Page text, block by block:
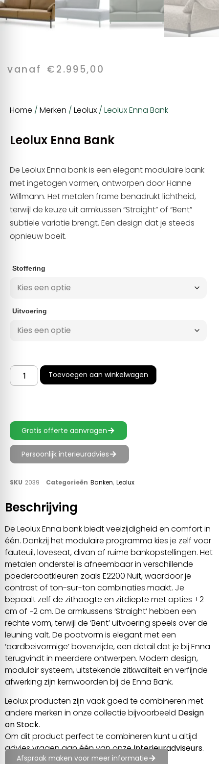
vanaf €2.995,00
Home / Merken / Leolux / Leolux Enna Bank
Leolux Enna Bank
De Leolux Enna bank is een elegant modulaire bank
met ingetogen vormen, ontworpen door Hanne
Willmann. Het metalen frame benadrukt lichtheid,
terwijl de keuze uit armkussen “Straight” of “Bent”
subtiele variatie brengt. Een design dat je steeds
opnieuw boeit.
Stoffering
Uitvoering
Toevoegen aan winkelwagen
Gratis offerte aanvragen
Persoonlijk interieuradvies
SKU 2039 Categorieën Banken, Leolux
Beschrijving
De Leolux Enna bank biedt veelzijdigheid en comfort in
één. Dankzij het modulaire programma kies je zelf voor
fauteuil, loveseat, divan of ruime bankopstellingen. Het
metalen onderstel is afneembaar in verschillende
poedercoatkleuren zoals E2200 Nuit, waardoor je
contrast of ton-sur-ton combinaties maakt. Je
bepaalt zelf de zithoogte en zitdiepte met opties +2
cm of −2 cm. De armkussens ‘Straight’ hebben een
rechte vorm, terwijl de ‘Bent’ uitvoering speels over de
leuning valt. De pootvorm is elegant met een
‘aardbeivormige’ bovenzijde, een detail dat je bij Enna
terugvindt in meerdere ontwerpen. Modern design,
modulair systeem, uitstekende zitkwaliteit en verfijnde
afwerking zijn kernwoorden bij de Enna Bank.
Leolux producten zijn vaak goed te combineren met
andere merken in onze collectie bijvoorbeeld Design
on Stock.
Om dit product perfect te combineren kunt u altijd
advies vragen aan één van onzeInterieuradviseurs.
Afspraak maken voor meer informatie